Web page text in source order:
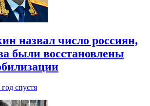
назвал число россиян,
были восстановлены
год спустя